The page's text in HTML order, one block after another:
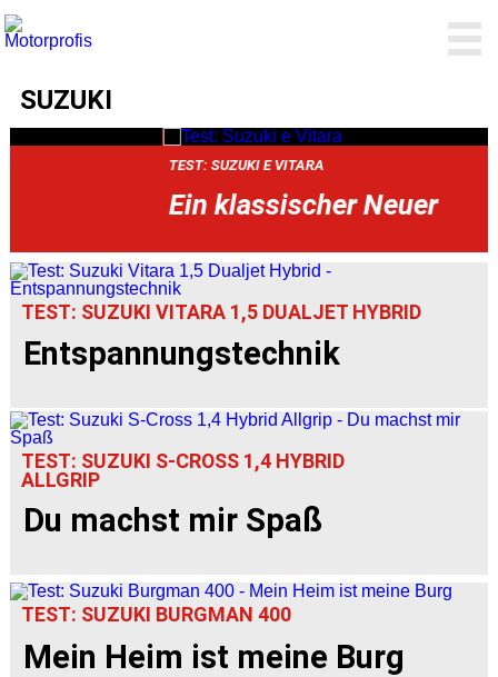
SUZUKI
TEST: SUZUKI E VITARA
Ein klassischer Neuer
TEST: SUZUKI VITARA 1,5 DUALJET HYBRID
Entspannungstechnik
TEST: SUZUKI S-CROSS 1,4 HYBRID
ALLGRIP
Du machst mir Spaß
TEST: SUZUKI BURGMAN 400
Mein Heim ist meine Burg